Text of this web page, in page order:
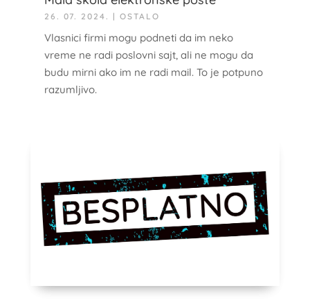
26. 07. 2024. | OSTALO
Vlasnici firmi mogu podneti da im neko
vreme ne radi poslovni sajt, ali ne mogu da
budu mirni ako im ne radi mail. To je potpuno
razumljivo.